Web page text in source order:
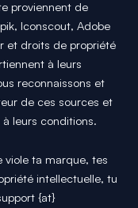
proviennent de
Iconscout, Adobe
et droits de propriété
à leurs
reconnaissons et
de ces sources et
leurs conditions.
viole ta marque, tes
intellectuelle, tu
{at}